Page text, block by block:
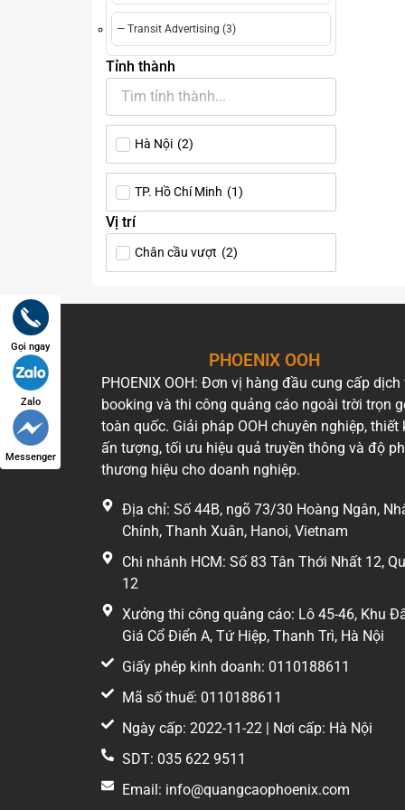
— Transit Advertising (3)
Tỉnh thành
Hà Nội (2)
TP. Hồ Chí Minh (1)
Vị trí
Chân cầu vượt (2)
Tiếp
Các
giao
Diện
tiếp
vẹn
PHOENIX OOH
PHOENIX OOH: Đơn vị hàng đầu cung cấp dịch
booking và thi công quảng cáo ngoài trời trọn
toàn quốc. Giải pháp OOH chuyên nghiệp, thiết
ấn tượng, tối ưu hiệu quả truyền thông và độ
thương hiệu cho doanh nghiệp.
Địa chỉ: Số 44B, ngõ 73/30 Hoàng Ngân,
Chính, Thanh Xuân, Hanoi, Vietnam
Chi nhánh HCM: Số 83 Tân Thới Nhất 12,
12
Xưởng thi công quảng cáo: Lô 45-46, Khu
Giá Cổ Điển A, Tứ Hiệp, Thanh Trì, Hà Nội
Giấy phép kinh doanh: 0110188611
Mã số thuế: 0110188611
Ngày cấp: 2022-11-22 | Nơi cấp: Hà Nội
SDT: 035 622 9511
Email: info@quangcaophoenix.com
Gọi ngay
Zalo
Messenger